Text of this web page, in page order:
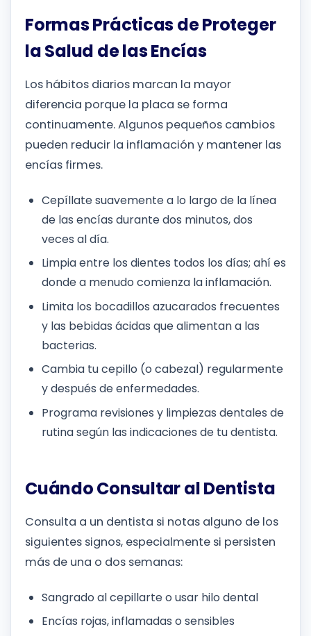
Formas Prácticas de Proteger
la Salud de las Encías
Los hábitos diarios marcan la mayor
diferencia porque la placa se forma
continuamente. Algunos pequeños cambios
pueden reducir la inflamación y mantener las
encías firmes.
Cepíllate suavemente a lo largo de la línea
de las encías durante dos minutos, dos
veces al día.
Limpia entre los dientes todos los días; ahí es
donde a menudo comienza la inflamación.
Limita los bocadillos azucarados frecuentes
y las bebidas ácidas que alimentan a las
bacterias.
Cambia tu cepillo (o cabezal) regularmente
y después de enfermedades.
Programa revisiones y limpiezas dentales de
rutina según las indicaciones de tu dentista.
Cuándo Consultar al Dentista
Consulta a un dentista si notas alguno de los
siguientes signos, especialmente si persisten
más de una o dos semanas:
Sangrado al cepillarte o usar hilo dental
Encías rojas, inflamadas o sensibles